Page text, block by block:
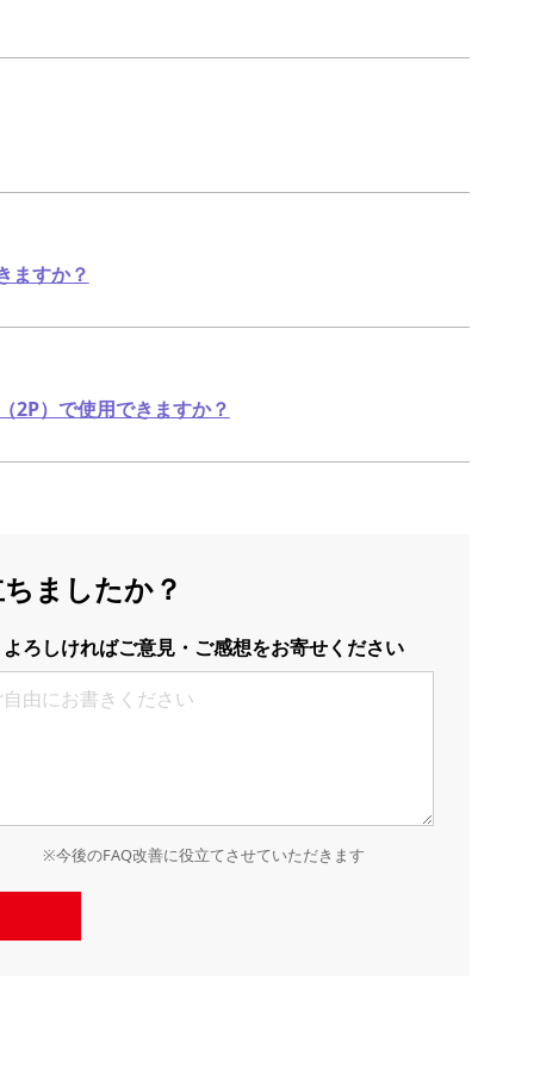
ますか？
2P）で使用できますか？
ましたか？
よろしければご意見・ご感想をお寄せください
※今後のFAQ改善に役立てさせていただきます